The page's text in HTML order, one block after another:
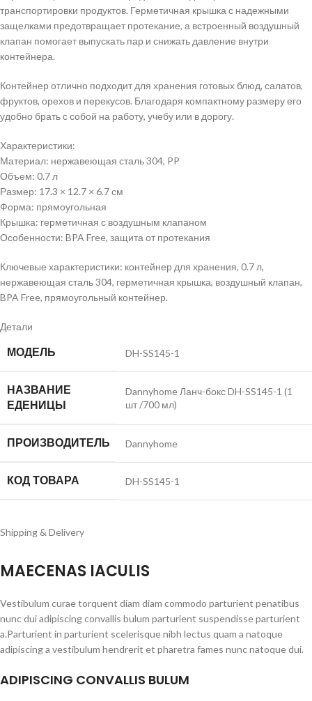
транспортировки продуктов. Герметичная крышка с надежными
защелками предотвращает протекание, а встроенный воздушный
клапан помогает выпускать пар и снижать давление внутри
контейнера.
Контейнер отлично подходит для хранения готовых блюд, салатов,
фруктов, орехов и перекусов. Благодаря компактному размеру его
удобно брать с собой на работу, учебу или в дорогу.
Характеристики:
Материал: нержавеющая сталь 304, PP
Объем: 0.7 л
Размер: 17.3 × 12.7 × 6.7 см
Форма: прямоугольная
Крышка: герметичная с воздушным клапаном
Особенности: BPA Free, защита от протекания
Ключевые характеристики: контейнер для хранения, 0.7 л,
нержавеющая сталь 304, герметичная крышка, воздушный клапан,
BPA Free, прямоугольный контейнер.
Детали
МОДЕЛЬ DH-SS145-1
НАЗВАНИЕ
ЕДЕНИЦЫ
Dannyhome Ланч-бокс DH-SS145-1 (1
шт /700 мл)
ПРОИЗВОДИТЕЛЬ Dannyhome
КОД ТОВАРА DH-SS145-1
Shipping & Delivery
MAECENAS IACULIS
Vestibulum curae torquent diam diam commodo parturient penatibus
nunc dui adipiscing convallis bulum parturient suspendisse parturient
a.Parturient in parturient scelerisque nibh lectus quam a natoque
adipiscing a vestibulum hendrerit et pharetra fames nunc natoque dui.
ADIPISCING CONVALLIS BULUM